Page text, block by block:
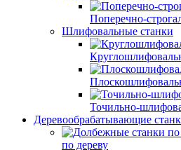
Поперечно-
Шлифовальные станки
Точильно-
Деревообрабатывающие
по дереву